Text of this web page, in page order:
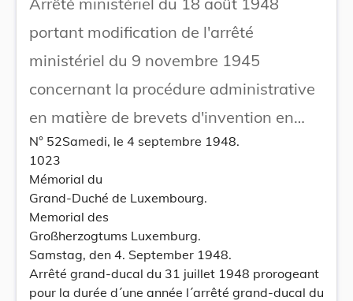
portant modification de l'arrêté
ministériel du 9 novembre 1945
concernant la procédure administrative
en matière de brevets d'invention en
exécution de la loi du 30 juin 1880 et de
l'arrêté grand-ducal du 13 octobre 1945.
N° 52Samedi, le 4 septembre 1948.
1023
Mémorial du
Grand-Duché de Luxembourg.
Memorial des
Großherzogtums Luxemburg.
Samstag, den 4. September 1948.
Arrêté grand-ducal du 31 juillet 1948 prorogeant
pour la durée d´une année l´arrêté grand-ducal du